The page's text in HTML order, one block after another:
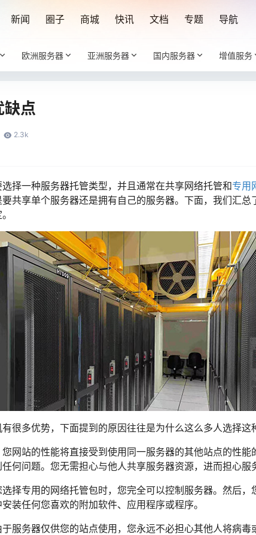
新闻 圈子 商城 快讯 文档 专题 导航
欧洲服务器 亚洲服务器 国内服务器 增值服务
缺点
2.3k
择一种服务器托管类型，并且通常在共享网络托管和专用
共享单个服务器还是拥有自己的服务器。下面，我们汇
很多优势，下面提到的原因往往是为什么这么多人选择这
网站的性能将直接受到使用同一服务器的其他站点的性
何问题。您无需担心与他人共享服务器资源，进而担心服
择专用的网络托管包时，您完全可以控制服务器。然后
装任何您喜欢的附加软件、应用程序或程序。
服务器仅供您的站点使用，您永远不必担心其他人将病